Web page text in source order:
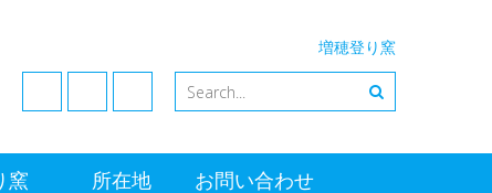
増穂登り窯
窯 所在地 お問い合わせ